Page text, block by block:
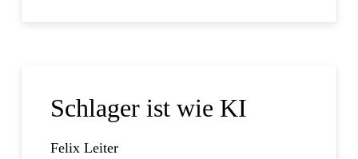
Schlager ist wie KI
Felix Leiter